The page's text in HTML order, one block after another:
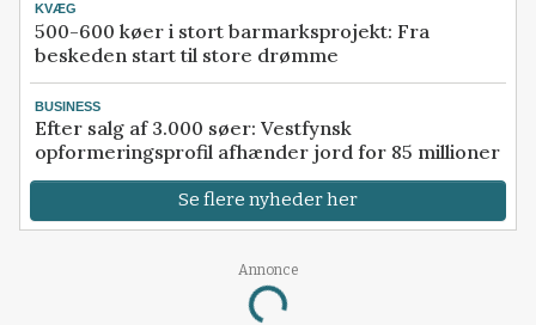
KVÆG
500-600 køer i stort barmarksprojekt: Fra
beskeden start til store drømme
BUSINESS
Efter salg af 3.000 søer: Vestfynsk
opformeringsprofil afhænder jord for 85 millioner
Se flere nyheder her
Annonce
Loading...